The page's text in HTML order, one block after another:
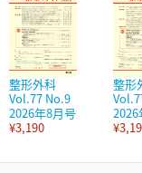
整形外科
Vol.77 No.9
2026年8月号
¥3,190
整形
2026